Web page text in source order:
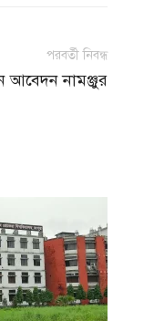
পরবর্তী নিবন্ধ
আবেদন নামঞ্জুর